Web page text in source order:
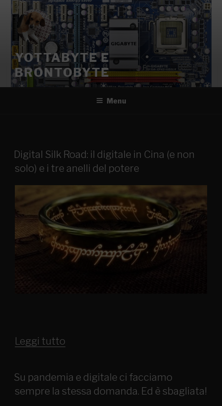
YOTTABYTE E
BRONTOBYTE
Menu
Digital Silk Road: il digitale in Cina (e non
solo) e i tre anelli del potere
Leggi tutto
Su pandemia e digitale ci facciamo
sempre la stessa domanda. Ed è sbagliata!